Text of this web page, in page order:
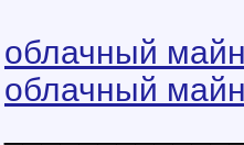
облачный
облачный